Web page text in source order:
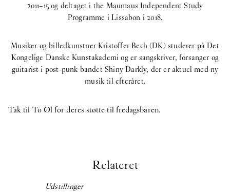
2011–15 og deltaget i the Maumaus Independent Study
Programme i Lissabon i 2018.
Musiker og billedkunstner Kristoffer Bech (DK) studerer på Det
Kongelige Danske Kunstakademi og er sangskriver, forsanger og
guitarist i post-punk bandet Shiny Darkly, der er aktuel med ny
musik til efteråret.
Tak til To Øl for deres støtte til fredagsbaren.
Relateret
Udstillinger